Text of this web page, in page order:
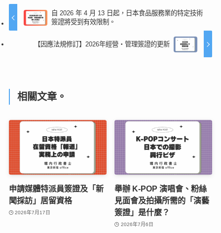
自 2026 年 4 月 13 日起，日本食品服務業的特定技術
簽證將受到有效限制。
【因應法規修訂】2026年經營・管理簽證的更新
相關文章。
申請媒體特派員簽證及「新
聞採訪」居留資格
2026年7月17日
舉辦 K-POP 演唱會、粉絲
見面會及拍攝所需的「演藝
簽證」是什麼？
2026年7月6日